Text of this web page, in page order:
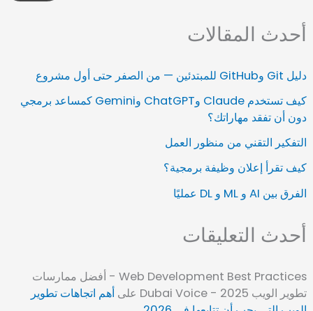
أحدث المقالات
دليل Git وGitHub للمبتدئين — من الصفر حتى أول مشروع
كيف تستخدم Claude وChatGPT وGemini كمساعد برمجي
دون أن تفقد مهاراتك؟
التفكير التقني من منظور العمل
كيف تقرأ إعلان وظيفة برمجية؟
الفرق بين AI و ML و DL عمليًا
أحدث التعليقات
Web Development Best Practices - أفضل ممارسات
تطوير الويب 2025 - Dubai Voice
على أهم اتجاهات تطوير